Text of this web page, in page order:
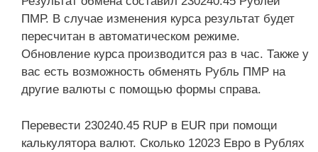
ПМР. В случае изменения курса результат будет
пересчитан в автоматическом режиме.
Обновление курса производится раз в час. Также у
вас есть возможность обменять Рубль ПМР на
другие валюты с помощью формы справа.
Перевести 230240.45 RUP в EUR при помощи
калькулятора валют. Сколько 12023 Евро в Рублях